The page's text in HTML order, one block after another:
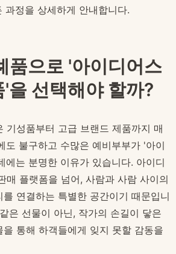
과정을 상세하게 안내합니다.
품으로 '아이디어스
을 선택해야 할까?
기성품부터 고급 브랜드 제품까지 매
도 불구하고 수많은 예비부부가 '아이
에는 분명한 이유가 있습니다. 아이디
매 플랫폼을 넘어, 사람과 사람 사이의
연결하는 특별한 공간이기 때문입니
은 선물이 아닌, 작가의 손길이 닿은
통해 하객들에게 잊지 못할 감동을